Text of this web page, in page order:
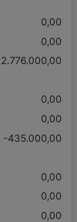
0,00
0,00
2.776.000,00
0,00
0,00
-435.000,00
0,00
0,00
0,00